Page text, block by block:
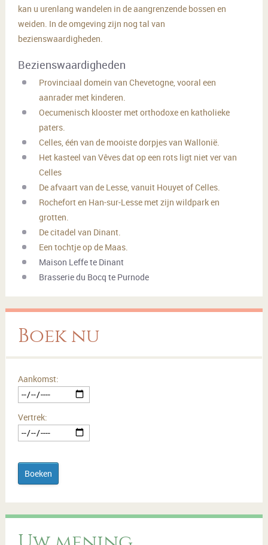
kan u urenlang wandelen in de aangrenzende bossen en
weiden. In de omgeving zijn nog tal van
bezienswaardigheden.
Bezienswaardigheden
Provinciaal domein van Chevetogne, vooral een
aanrader met kinderen.
Oecumenisch klooster met orthodoxe en katholieke
paters.
Celles, één van de mooiste dorpjes van Wallonië.
Het kasteel van Vêves dat op een rots ligt niet ver van
Celles
De afvaart van de Lesse, vanuit Houyet of Celles.
Rochefort en Han-sur-Lesse met zijn wildpark en
grotten.
De citadel van Dinant.
Een tochtje op de Maas.
Maison Leffe te Dinant
Brasserie du Bocq te Purnode
Boek nu
Aankomst:
Vertrek:
Boeken